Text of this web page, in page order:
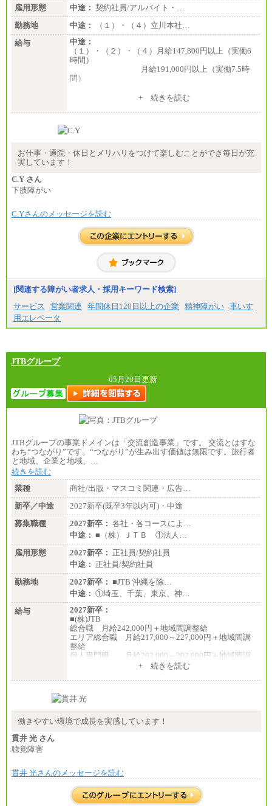
雇用形態
中途： 契約社員/アルバイト・…
勤務地
中途：
（１）・（４）立川本社…
給与
中途：
（１）・（２）・（４）月給147,800円以上（実働6
時間）
月給191,000円以上（実働7.5時
間）
（３）月給191,000円以上（実働7.5時間）
（５）月給147,800円以上（実働6時間）
時給 1,226円（実働4.5時間）
間額換算額）
・退職金相当手当 37円
+ 続きを読む
お仕事・通院・休日とメリハリをつけて楽しむことができ毎日が充
実しています！
C.Y さん
下肢障がい
C.Yさんのメッセージを読む
[関連する障がい者求人・採用キーワード検索]
サービス
営業関連 年間休日120日以上の企業 精神障がい 車いす
用エレベータ
JTBグループ
05月20日更新
JTBグループの事業ドメインは「交流創造事業」です。 交流とはすな
わち“つながり”です。“つながり”が生み出す価値は無限です。旅行者
と地域、企業と地域、…
続きを読む
業種
商社/出版・マスコミ関連・広告…
新卒／中途
2027新卒(既卒3年以内可)・中途
募集職種
2027新卒： 各社・各コースによ…
中途： ■（株）ＪＴＢ ①法人…
雇用形態
2027新卒： 正社員/契約社員
中途： 正社員/契約社員
勤務地
2027新卒： ■JTB 沖縄を除…
中途： ①埼玉、千葉、東京、神…
給与
2027新卒：
■(株)JTB
総合職 月給242,000円＋地域間調整給
エリア総合職 月給217,000～227,000円＋地域間調
整給
個人専門職 月給202,000～202,000円＋地域間調
総合職 月給208,000～235,000円
※詳細はJTBキャリアサイトよりご確認ください。
総合職 月給220,000～230,000円＋地域間調整給
整給
※詳細はJTBキャリアサイトよりご確認ください。
+ 続きを読む
働きやすい環境で成長を実感しています！
貫井 光 さん
聴覚障害
貫井 光さんのメッセージを読む